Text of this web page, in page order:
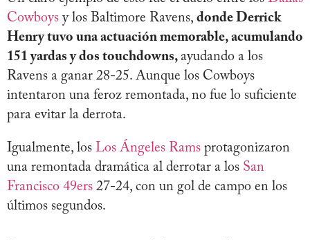
Cowboys y los Baltimore Ravens, donde Derrick
Henry tuvo una actuación memorable, acumulando
151 yardas y dos touchdowns, ayudando a los
Ravens a ganar 28-25. Aunque los Cowboys
intentaron una feroz remontada, no fue lo suficiente
para evitar la derrota.
Igualmente, los Los Ángeles Rams protagonizaron
una remontada dramática al derrotar a los San
Francisco 49ers 27-24, con un gol de campo en los
últimos segundos​.